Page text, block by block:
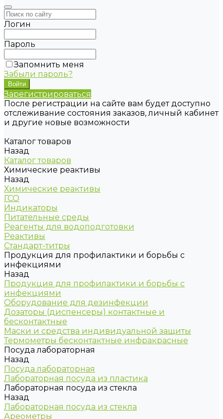
Логин
Пароль
Запомнить меня
Забыли пароль?
Зарегистрироваться
После регистрации на сайте вам будет доступно
отслеживание состояния заказов, личный кабинет
и другие новые возможности
Каталог товаров
Назад
Каталог товаров
Химические реактивы
Назад
Химические реактивы
ГСО
Индикаторы
Питательные среды
Реагенты для водоподготовки
Реактивы
Стандарт-титры
Продукция для профилактики и борьбы с
инфекциями
Назад
Продукция для профилактики и борьбы с
инфекциями
Оборудование для дезинфекции
Дозаторы (диспенсеры) контактные и
бесконтактные
Маски и средства индивидуальной защиты
Термометры бесконтактные инфракрасные
Посуда лабораторная
Назад
Посуда лабораторная
Лабораторная посуда из пластика
Лабораторная посуда из стекла
Назад
Лабораторная посуда из стекла
Ареометры